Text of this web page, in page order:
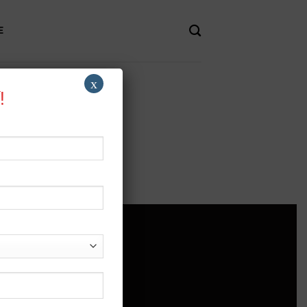
sách bảo mật
x